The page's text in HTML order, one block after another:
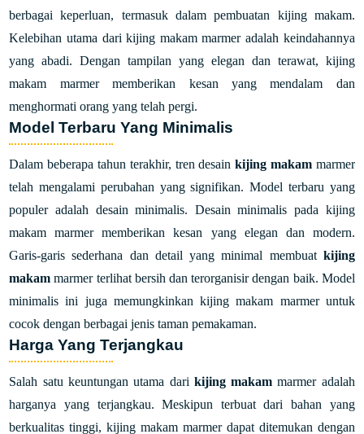
berbagai keperluan, termasuk dalam pembuatan kijing makam.
Kelebihan utama dari kijing makam marmer adalah keindahannya
yang abadi. Dengan tampilan yang elegan dan terawat, kijing
makam marmer memberikan kesan yang mendalam dan
menghormati orang yang telah pergi.
Model Terbaru Yang Minimalis
Dalam beberapa tahun terakhir, tren desainkijing makammarmer
telah mengalami perubahan yang signifikan. Model terbaru yang
populer adalah desain minimalis. Desain minimalis pada kijing
makam marmer memberikan kesan yang elegan dan modern.
Garis-garis sederhana dan detail yang minimal membuat kijing
makam marmer terlihat bersih dan terorganisir dengan baik. Model
minimalis ini juga memungkinkan kijing makam marmer untuk
cocok dengan berbagai jenis taman pemakaman.
Harga Yang Terjangkau
Salah satu keuntungan utama dari kijing makam marmer adalah
harganya yang terjangkau. Meskipun terbuat dari bahan yang
berkualitas tinggi, kijing makam marmer dapat ditemukan dengan